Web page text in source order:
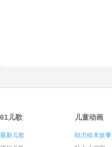
61儿歌
最新儿歌
儿童动画
咕力绘本故事